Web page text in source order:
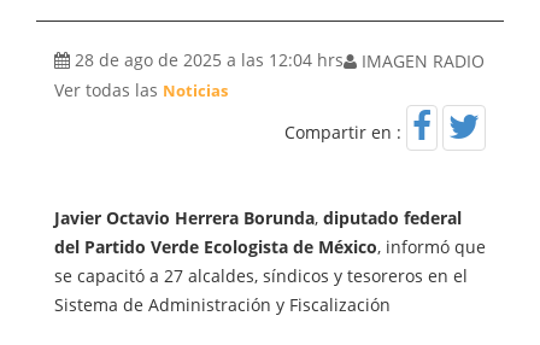
28 de ago de 2025 a las 12:04 hrs
IMAGEN RADIO
Ver todas las Noticias
Compartir en :
Javier Octavio Herrera Borunda, diputado federal
del Partido Verde Ecologista de México, informó que
se capacitó a 27 alcaldes, síndicos y tesoreros en el
Sistema de Administración y Fiscalización